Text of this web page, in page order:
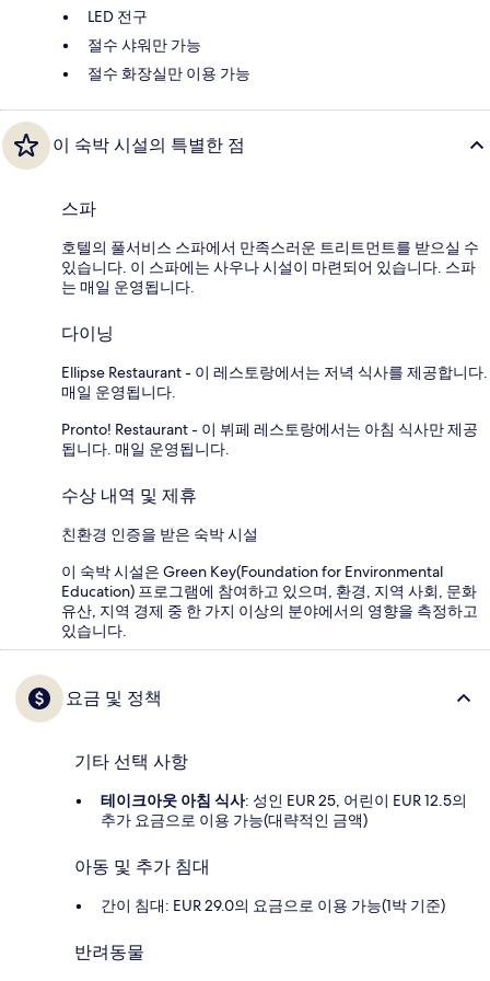
LED 전구
절수 샤워만 가능
절수 화장실만 이용 가능
이 숙박 시설의 특별한 점
스파
호텔의 풀서비스 스파에서 만족스러운 트리트먼트를 받으실 수
있습니다. 이 스파에는 사우나 시설이 마련되어 있습니다. 스파
는 매일 운영됩니다.
다이닝
Ellipse Restaurant - 이 레스토랑에서는 저녁 식사를 제공합니다.
매일 운영됩니다.
Pronto! Restaurant - 이 뷔페 레스토랑에서는 아침 식사만 제공
됩니다. 매일 운영됩니다.
수상 내역 및 제휴
친환경 인증을 받은 숙박 시설
이 숙박 시설은 Green Key(Foundation for Environmental
Education) 프로그램에 참여하고 있으며, 환경, 지역 사회, 문화
유산, 지역 경제 중 한 가지 이상의 분야에서의 영향을 측정하고
있습니다.
요금 및 정책
기타 선택 사항
테이크아웃 아침 식사: 성인 EUR 25, 어린이 EUR 12.5의
추가 요금으로 이용 가능(대략적인 금액)
아동 및 추가 침대
간이 침대: EUR 29.0의 요금으로 이용 가능(1박 기준)
반려동물